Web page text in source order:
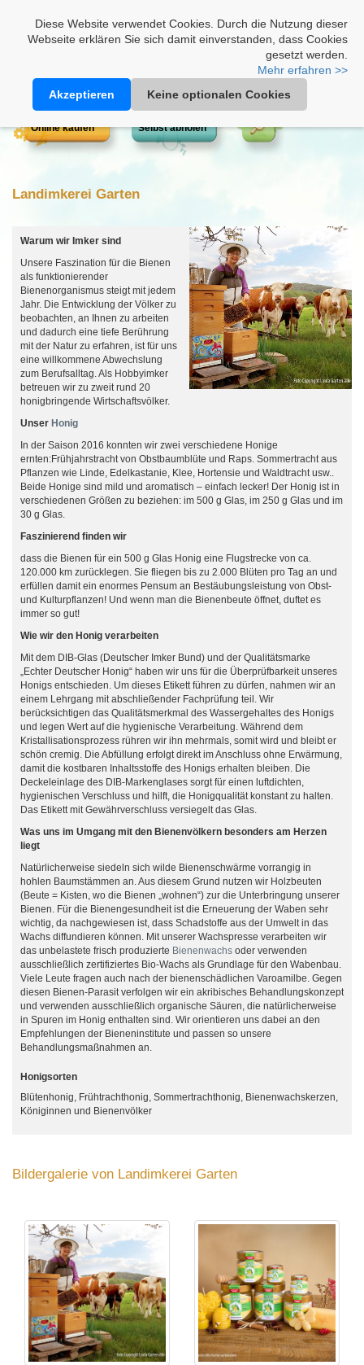
Diese Website verwendet Cookies. Durch die Nutzung dieser
Webseite erklären Sie sich damit einverstanden, dass Cookies
gesetzt werden.
Mehr erfahren >>
Akzeptieren
Keine optionalen Cookies
Online kaufen Selbst abholen
Landimkerei Garten
Warum wir Imker sind
Unsere Faszination für die Bienen
als funktionierender
Bienenorganismus steigt mit jedem
Jahr. Die Entwicklung der Völker zu
beobachten, an Ihnen zu arbeiten
und dadurch eine tiefe Berührung
mit der Natur zu erfahren, ist für uns
eine willkommene Abwechslung
zum Berufsalltag. Als Hobbyimker
betreuen wir zu zweit rund 20
honigbringende Wirtschaftsvölker.
Unser Honig
In der Saison 2016 konnten wir zwei verschiedene Honige
ernten:Frühjahrstracht von Obstbaumblüte und Raps. Sommertracht aus
Pflanzen wie Linde, Edelkastanie, Klee, Hortensie und Waldtracht usw..
Beide Honige sind mild und aromatisch – einfach lecker! Der Honig ist in
verschiedenen Größen zu beziehen: im 500 g Glas, im 250 g Glas und im
30 g Glas.
Faszinierend finden wir
dass die Bienen für ein 500 g Glas Honig eine Flugstrecke von ca.
120.000 km zurücklegen. Sie fliegen bis zu 2.000 Blüten pro Tag an und
erfüllen damit ein enormes Pensum an Bestäubungsleistung von Obst-
und Kulturpflanzen! Und wenn man die Bienenbeute öffnet, duftet es
immer so gut!
Wie wir den Honig verarbeiten
Mit dem DIB-Glas (Deutscher Imker Bund) und der Qualitätsmarke
„Echter Deutscher Honig“ haben wir uns für die Überprüfbarkeit unseres
Honigs entschieden. Um dieses Etikett führen zu dürfen, nahmen wir an
einem Lehrgang mit abschließender Fachprüfung teil. Wir
berücksichtigen das Qualitätsmerkmal des Wassergehaltes des Honigs
und legen Wert auf die hygienische Verarbeitung. Während dem
Kristallisationsprozess rühren wir ihn mehrmals, somit wird und bleibt er
schön cremig. Die Abfüllung erfolgt direkt im Anschluss ohne Erwärmung,
damit die kostbaren Inhaltsstoffe des Honigs erhalten bleiben. Die
Deckeleinlage des DIB-Markenglases sorgt für einen luftdichten,
hygienischen Verschluss und hilft, die Honigqualität konstant zu halten.
Das Etikett mit Gewährverschluss versiegelt das Glas.
Was uns im Umgang mit den Bienenvölkern besonders am Herzen
liegt
Natürlicherweise siedeln sich wilde Bienenschwärme vorrangig in
hohlen Baumstämmen an. Aus diesem Grund nutzen wir Holzbeuten
(Beute = Kisten, wo die Bienen „wohnen“) zur die Unterbringung unserer
Bienen. Für die Bienengesundheit ist die Erneuerung der Waben sehr
wichtig, da nachgewiesen ist, dass Schadstoffe aus der Umwelt in das
Wachs diffundieren können. Mit unserer Wachspresse verarbeiten wir
das unbelastete frisch produzierte Bienenwachs oder verwenden
ausschließlich zertifiziertes Bio-Wachs als Grundlage für den Wabenbau.
Viele Leute fragen auch nach der bienenschädlichen Varoamilbe. Gegen
diesen Bienen-Parasit verfolgen wir ein akribisches Behandlungskonzept
und verwenden ausschließlich organische Säuren, die natürlicherweise
in Spuren im Honig enthalten sind. Wir orientieren uns dabei an den
Empfehlungen der Bieneninstitute und passen so unsere
Behandlungsmaßnahmen an.
Honigsorten
Blütenhonig, Frühtrachthonig, Sommertrachthonig, Bienenwachskerzen,
Königinnen und Bienenvölker
Bildergalerie von Landimkerei Garten